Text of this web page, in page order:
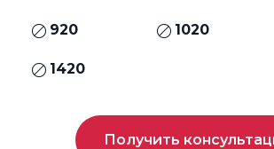
920 1020
1420
Получить